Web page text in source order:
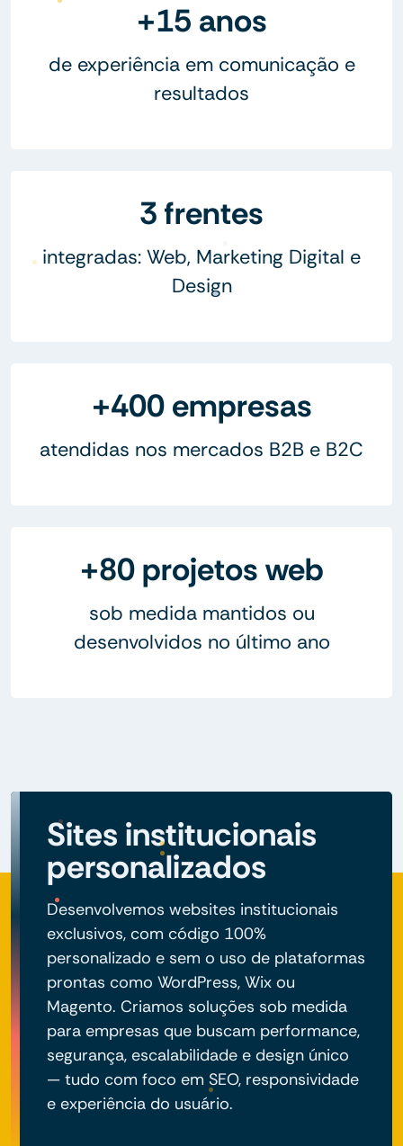
+15 anos
de experiência em comunicação e
resultados
3 frentes
integradas: Web, Marketing Digital e
Design
+400 empresas
atendidas nos mercados B2B e B2C
+80 projetos web
sob medida mantidos ou
desenvolvidos no último ano
Sites institucionais
personalizados
Desenvolvemos websites institucionais
exclusivos, com código 100%
personalizado e sem o uso de plataformas
prontas como WordPress, Wix ou
Magento. Criamos soluções sob medida
para empresas que buscam performance,
segurança, escalabilidade e design único
— tudo com foco em SEO, responsividade
e experiência do usuário.